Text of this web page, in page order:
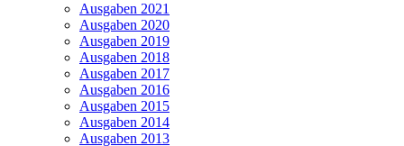
Ausgaben 2021
Ausgaben 2020
Ausgaben 2019
Ausgaben 2018
Ausgaben 2017
Ausgaben 2016
Ausgaben 2015
Ausgaben 2014
Ausgaben 2013